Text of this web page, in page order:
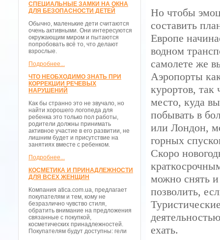
СПЕЦИАЛЬНЫЕ ЗАМКИ НА ОКНА
ДЛЯ БЕЗОПАСНОСТИ ДЕТЕЙ
Обычно, маленькие дети считаются
очень активными. Они интересуются
окружающим миром и пытаются
попробовать всё то, что делают
взрослые.
Подробнее...
ЧТО НЕОБХОДИМО ЗНАТЬ ПРИ
КОРРЕКЦИИ РЕЧЕВЫХ
НАРУШЕНИЙ
Как бы странно это не звучало, но
найти хорошего логопеда для
ребенка это только пол работы,
родители должны принимать
активное участие в его развитии, не
лишним будет и присутствие на
занятиях вместе с ребенком.
Подробнее...
КОСМЕТИКА И ПРИНАДЛЕЖНОСТИ
ДЛЯ ВСЕХ ЖЕНЩИН
Компания atica.com.ua, предлагает
покупателям и тем, кому не
безразлично чувство стиля,
обратить внимание на предложения
связанные с покупкой,
косметических принадлежностей.
Покупателям будут доступны: гели
Но чтобы
составить
Европе
водном
самолете же
Аэропорты
курортов, так
место, куда
побывать в
или Лондон,
горных
Скоро
можно снять
позволить,
ехать.